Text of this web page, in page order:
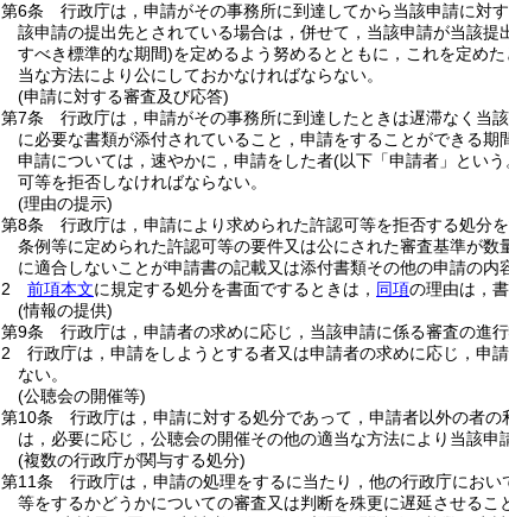
第6条
行政庁は，申請がその事務所に到達してから当該申請に対
該申請の提出先とされている場合は，併せて，当該申請が当該
すべき標準的な期間)を定めるよう努めるとともに，これを定め
当な方法により公にしておかなければならない。
(申請に対する審査及び応答)
第7条
行政庁は，申請がその事務所に到達したときは遅滞なく当
に必要な書類が添付されていること，申請をすることができる
申請については，速やかに，申請をした者(以下「申請者」という
可等を拒否しなければならない。
(理由の提示)
第8条
行政庁は，申請により求められた許認可等を拒否する処分
条例等に定められた許認可等の要件又は公にされた審査基準が
に適合しないことが申請書の記載又は添付書類その他の申請の
2
前項本文に規定する処分を書面でするときは， 同項の理由は，
(情報の提供)
第9条
行政庁は，申請者の求めに応じ，当該申請に係る審査の進
2
行政庁は，申請をしようとする者又は申請者の求めに応じ，申
ない。
(公聴会の開催等)
第10条
行政庁は，申請に対する処分であって，申請者以外の者
は，必要に応じ，公聴会の開催その他の適当な方法により当該
(複数の行政庁が関与する処分)
第11条
行政庁は，申請の処理をするに当たり，他の行政庁にお
等をするかどうかについての審査又は判断を殊更に遅延させるこ